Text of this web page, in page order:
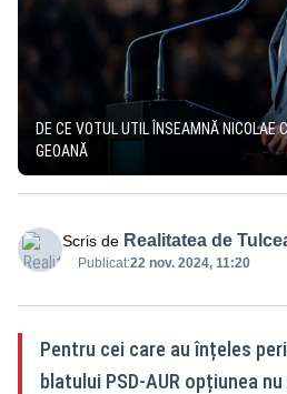
DE CE VOTUL UTIL ÎNSEAMNĂ NICOLAE
GEOANĂ
Scris de Realitatea de
Publicat:22 nov. 2024, 11:20
Pentru cei care au înțeles
blatului PSD-AUR opțiunea